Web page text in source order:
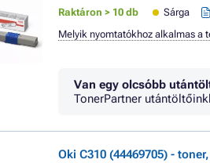
Raktáron > 10 db Sárga
Melyik nyomtatókhoz alkalmas a
Van egy olcsóbb
TonerPartner
Oki C310 (44469705) -